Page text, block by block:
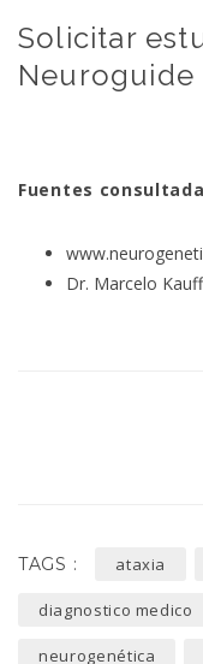
Solicitar
Neuroguide
Fuentes
Dr. Marcelo
TAGS : ataxia
diagnostico medico
neurogenética